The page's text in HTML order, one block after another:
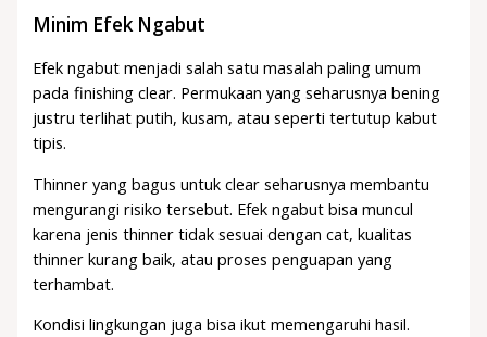
Minim Efek Ngabut
Efek ngabut menjadi salah satu masalah paling umum
pada finishing clear. Permukaan yang seharusnya bening
justru terlihat putih, kusam, atau seperti tertutup kabut
tipis.
Thinner yang bagus untuk clear seharusnya membantu
mengurangi risiko tersebut. Efek ngabut bisa muncul
karena jenis thinner tidak sesuai dengan cat, kualitas
thinner kurang baik, atau proses penguapan yang
terhambat.
Kondisi lingkungan juga bisa ikut memengaruhi hasil.